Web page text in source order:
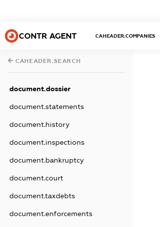
CONTR AGENT CAHEADER.COMPANIES
CAHEADER.SEARCH
document.dossier
document.statements
document.history
document.inspections
document.bankruptcy
document.court
document.taxdebts
document.enforcements